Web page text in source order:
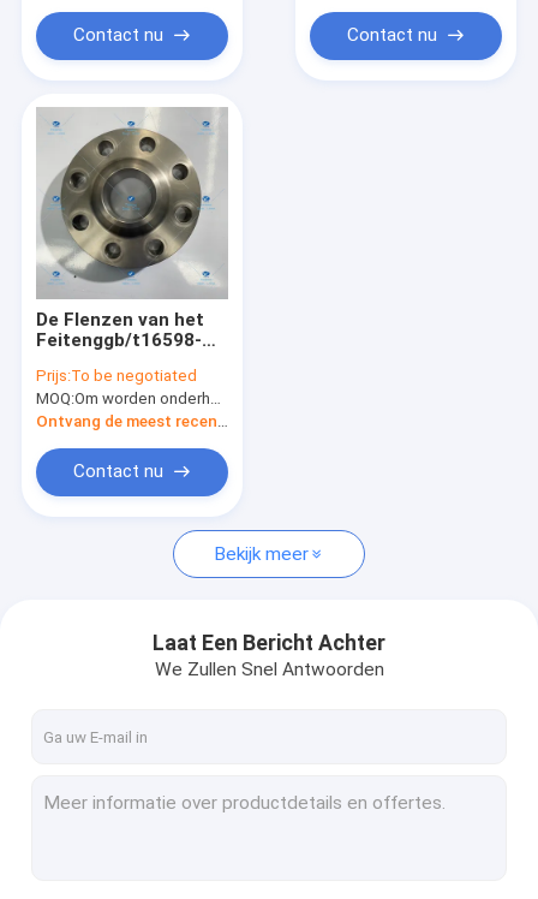
Buisdoelstellingen
Titaniumdoelstellingen
Koperdoel
Roestvrij staaldoelstellingen
Titanium Naadloze Buizen
Titaniumbevestigingsmiddelen
De Delen van het douanetitanium
Titaniumbars
Titaniumafgietsels
Contact nu Contact nu
De Flenzen van het
Feitenggb/t16598-
Titanium
Prijs:To be negotiated
MOQ:Om worden onderhandeld
Ontvang de meest recente Prijs
Contact nu
Bekijk meer
Laat Een Bericht Achter
We Zullen Snel Antwoorden